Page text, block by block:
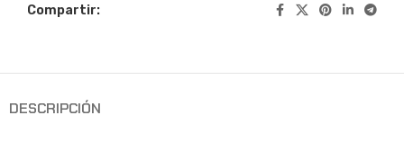
Compartir:
DESCRIPCIÓN